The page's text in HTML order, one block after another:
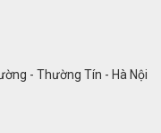
- Thường Tín - Hà Nội